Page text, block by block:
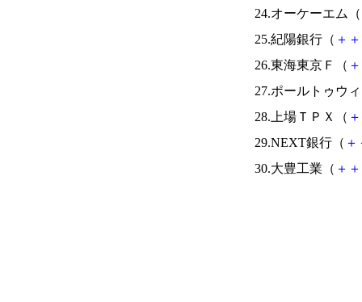
24.オーケーエム（
25.紀陽銀行（ ＋ ＋
26.東海東京Ｆ（ ＋
27.ポールトゥウ
28.上場ＴＰＸ（ ＋
29.NEXT銀行（ ＋
30.大豊工業（ ＋ ＋